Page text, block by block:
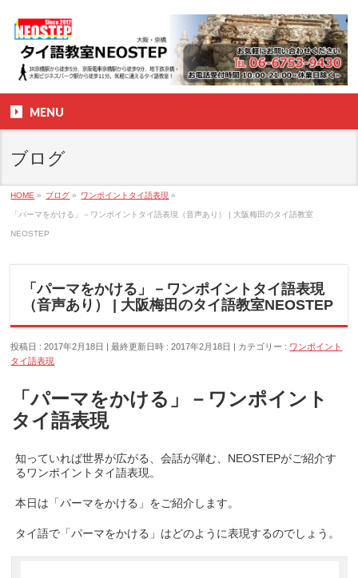
MENU
ブログ
HOME » ブログ » ワンポイントタイ語表現 »
「パーマをかける」－ワンポイントタイ語表現（音声あり） | 大阪梅田のタイ語教室
NEOSTEP
「パーマをかける」－ワンポイントタイ語表現
（音声あり） | 大阪梅田のタイ語教室NEOSTEP
投稿日 : 2017年2月18日 最終更新日時 : 2017年2月18日 カテゴリー : ワンポイント
タイ語表現
「パーマをかける」－ワンポイント
タイ語表現
知っていれば世界が広がる、会話が弾む、NEOSTEPがご紹介す
るワンポイントタイ語表現。
本日は「パーマをかける」をご紹介します。
タイ語で「パーマをかける」はどのように表現するのでしょう。